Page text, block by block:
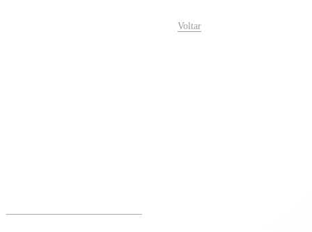
Voltar